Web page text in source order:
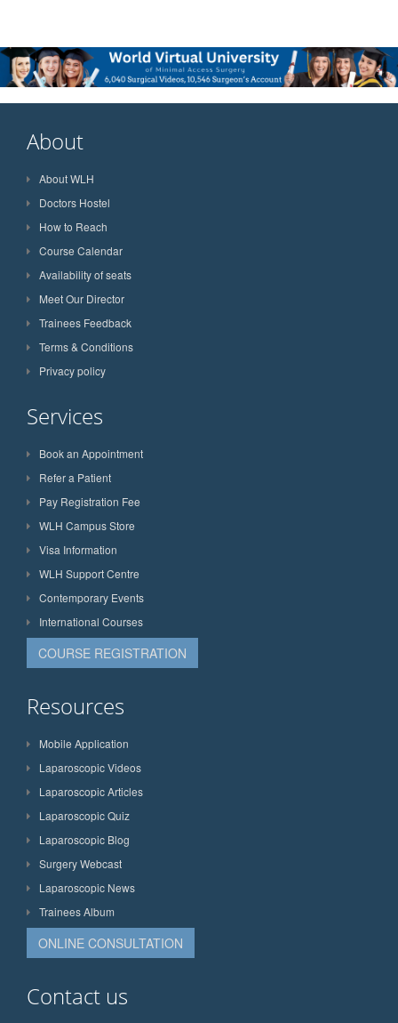
About
About WLH
Doctors Hostel
How to Reach
Course Calendar
Availability of seats
Meet Our Director
Trainees Feedback
Terms & Conditions
Privacy policy
Services
Book an Appointment
Refer a Patient
Pay Registration Fee
WLH Campus Store
Visa Information
WLH Support Centre
Contemporary Events
International Courses
COURSE REGISTRATION
Resources
Mobile Application
Laparoscopic Videos
Laparoscopic Articles
Laparoscopic Quiz
Laparoscopic Blog
Surgery Webcast
Laparoscopic News
Trainees Album
ONLINE CONSULTATION
Contact us